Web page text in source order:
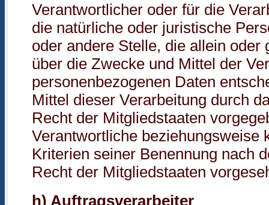
Verantwortlicher oder für die
die natürliche oder juristische
oder andere Stelle, die allein oder
über die Zwecke und Mittel der
personenbezogenen Daten
Mittel dieser Verarbeitung durch
Recht der Mitgliedstaaten
Verantwortliche beziehungsweise
Kriterien seiner Benennung nach
Recht der Mitgliedstaaten
h) Auftragsverarbeiter